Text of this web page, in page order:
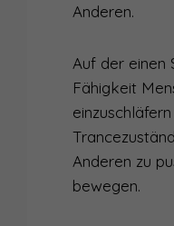
Anderen.
Auf der einen
Fähigkeit
Anderen zu
bewegen.